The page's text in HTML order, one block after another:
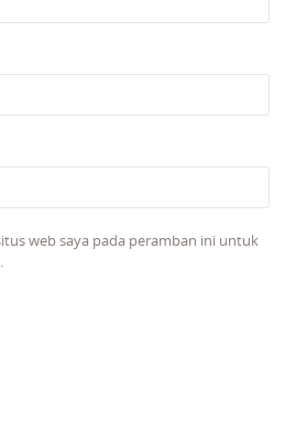
web saya pada peramban ini untuk